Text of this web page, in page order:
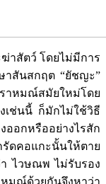
ตว์ โดยไม่มีการ
าสันสกฤต “ยัชญะ”
าหมณ์สมัยใหม่โดย
เช่นนี้ ก็มักไม่ใช้วิธี
อกหรืออย่างไรสัก
ดคอแกะนั้นให้ตาย
ไวษณพ ไม่รับรอง
มณ์ด้วยกันจึงหาว่า